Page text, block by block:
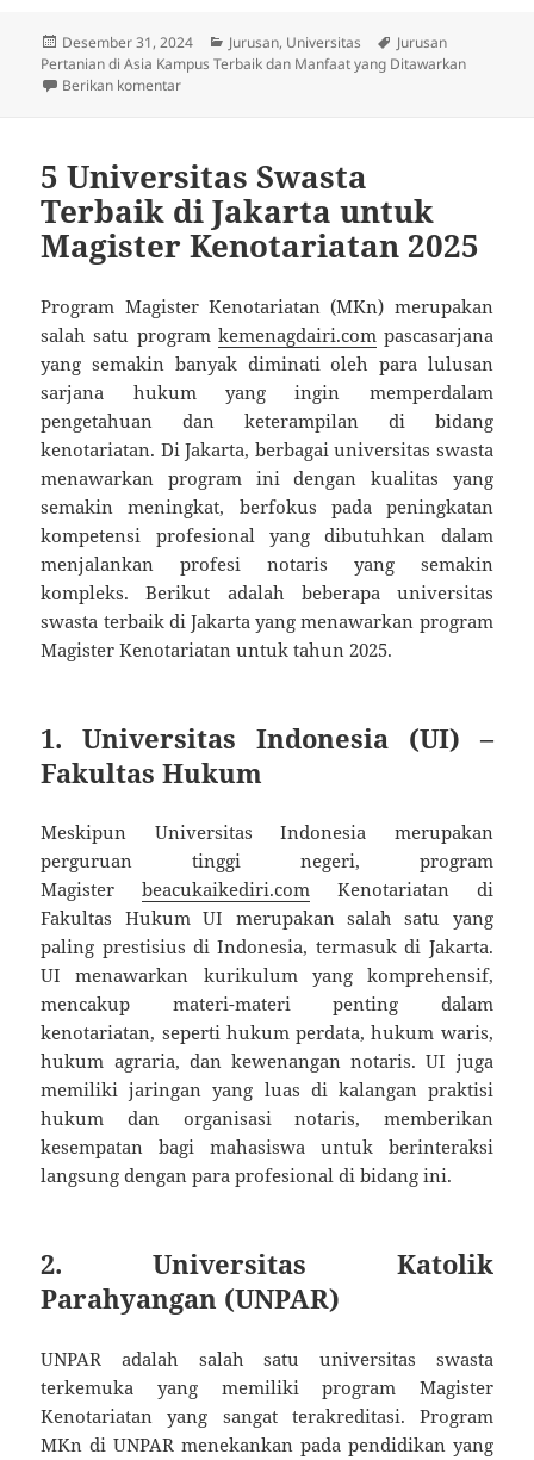
Diposkan
pada
Desember 31, 2024 Kategori
Jurusan, Universitas Tag
Jurusan
Pertanian di Asia Kampus Terbaik dan Manfaat yang Ditawarkan
Berikan komentaruntuk Jurusan Pertanian di Asia Kampus Terbaik
5 Universitas Swasta
Terbaik di Jakarta untuk
Magister Kenotariatan 2025
Program Magister Kenotariatan (MKn) merupakan
salah satu program kemenagdairi.com pascasarjana
yang semakin banyak diminati oleh para lulusan
sarjana hukum yang ingin memperdalam
pengetahuan dan keterampilan di bidang
kenotariatan. Di Jakarta, berbagai universitas swasta
menawarkan program ini dengan kualitas yang
semakin meningkat, berfokus pada peningkatan
kompetensi profesional yang dibutuhkan dalam
menjalankan profesi notaris yang semakin
kompleks. Berikut adalah beberapa universitas
swasta terbaik di Jakarta yang menawarkan program
Magister Kenotariatan untuk tahun 2025.
1.Universitas Indonesia (UI) –
Fakultas Hukum
Meskipun Universitas Indonesia merupakan
perguruan tinggi negeri, program
Magisterbeacukaikediri.com Kenotariatan di
Fakultas Hukum UI merupakan salah satu yang
paling prestisius di Indonesia, termasuk di Jakarta.
UI menawarkan kurikulum yang komprehensif,
mencakup materi-materi penting dalam
kenotariatan, seperti hukum perdata, hukum waris,
hukum agraria, dan kewenangan notaris. UI juga
memiliki jaringan yang luas di kalangan praktisi
hukum dan organisasi notaris, memberikan
kesempatan bagi mahasiswa untuk berinteraksi
langsung dengan para profesional di bidang ini.
2. Universitas Katolik
Parahyangan (UNPAR)
UNPAR adalah salah satu universitas swasta
terkemuka yang memiliki program Magister
Kenotariatan yang sangat terakreditasi. Program
MKn di UNPAR menekankan pada pendidikan yang